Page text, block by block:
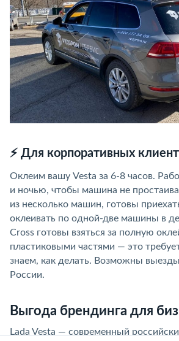
⚡ Для корпоративных
Оклеим вашу Vesta за 6-8 часов.
и ночью, чтобы машина не
из несколько машин, готовы
оклеивать по одной-две машины в
Cross готовы взяться за полную
пластиковыми частями — это
знаем, как делать. Возможны
России.
Выгода брендинга для
Lada Vesta — современный